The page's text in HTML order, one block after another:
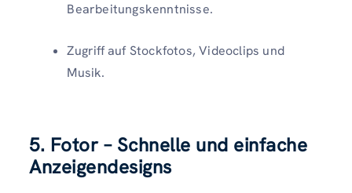
Bearbeitungskenntnisse.
Zugriff auf Stockfotos, Videoclips und
Musik.
5. Fotor – Schnelle und einfache
Anzeigendesigns